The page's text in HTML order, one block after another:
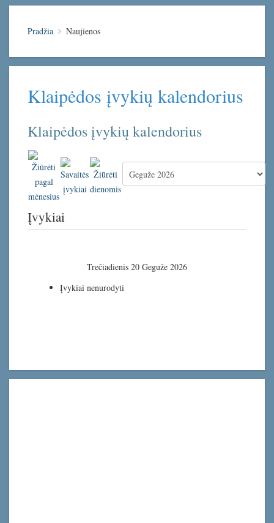
Pradžia Naujienos
Klaipėdos įvykių kalendorius
Klaipėdos įvykių kalendorius
Įvykiai
Trečiadienis 20 Geguže 2026
Įvykiai nenurodyti